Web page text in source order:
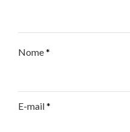
Nome*
E-mail*